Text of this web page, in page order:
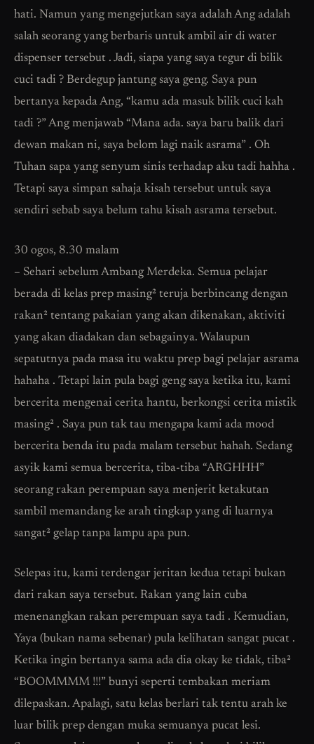
hati. Namun yang mengejutkan saya adalah Ang adalah
salah seorang yang berbaris untuk ambil air di water
dispenser tersebut . Jadi, siapa yang saya tegur di bilik
cuci tadi ? Berdegup jantung saya geng. Saya pun
bertanya kepada Ang, “kamu ada masuk bilik cuci kah
tadi ?” Ang menjawab “Mana ada. saya baru balik dari
dewan makan ni, saya belom lagi naik asrama” . Oh
Tuhan sapa yang senyum sinis terhadap aku tadi hahha .
Tetapi saya simpan sahaja kisah tersebut untuk saya
sendiri sebab saya belum tahu kisah asrama tersebut.
30 ogos, 8.30 malam
– Sehari sebelum Ambang Merdeka. Semua pelajar
berada di kelas prep masing² teruja berbincang dengan
rakan² tentang pakaian yang akan dikenakan, aktiviti
yang akan diadakan dan sebagainya. Walaupun
sepatutnya pada masa itu waktu prep bagi pelajar asrama
hahaha . Tetapi lain pula bagi geng saya ketika itu, kami
bercerita mengenai cerita hantu, berkongsi cerita mistik
masing² . Saya pun tak tau mengapa kami ada mood
bercerita benda itu pada malam tersebut hahah. Sedang
asyik kami semua bercerita, tiba-tiba “ARGHHH”
seorang rakan perempuan saya menjerit ketakutan
sambil memandang ke arah tingkap yang di luarnya
sangat² gelap tanpa lampu apa pun.
Selepas itu, kami terdengar jeritan kedua tetapi bukan
dari rakan saya tersebut. Rakan yang lain cuba
menenangkan rakan perempuan saya tadi . Kemudian,
Yaya (bukan nama sebenar) pula kelihatan sangat pucat .
Ketika ingin bertanya sama ada dia okay ke tidak, tiba²
“BOOMMMM !!!” bunyi seperti tembakan meriam
dilepaskan. Apalagi, satu kelas berlari tak tentu arah ke
luar bilik prep dengan muka semuanya pucat lesi.